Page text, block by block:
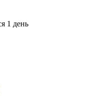
1 день